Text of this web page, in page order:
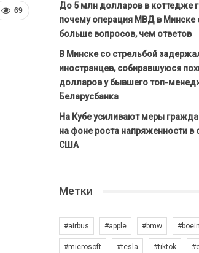
69
До 5 млн долларов в коттедже
почему операция МВД в Минске
больше вопросов, чем ответов
В Минске со стрельбой
иностранцев, собиравшуюся
долларов у бывшего топ-
Беларусбанка
На Кубе усиливают меры
на фоне роста напряженности в
США
Метки
#airbus #apple #bmw
#microsoft #tesla #tiktok